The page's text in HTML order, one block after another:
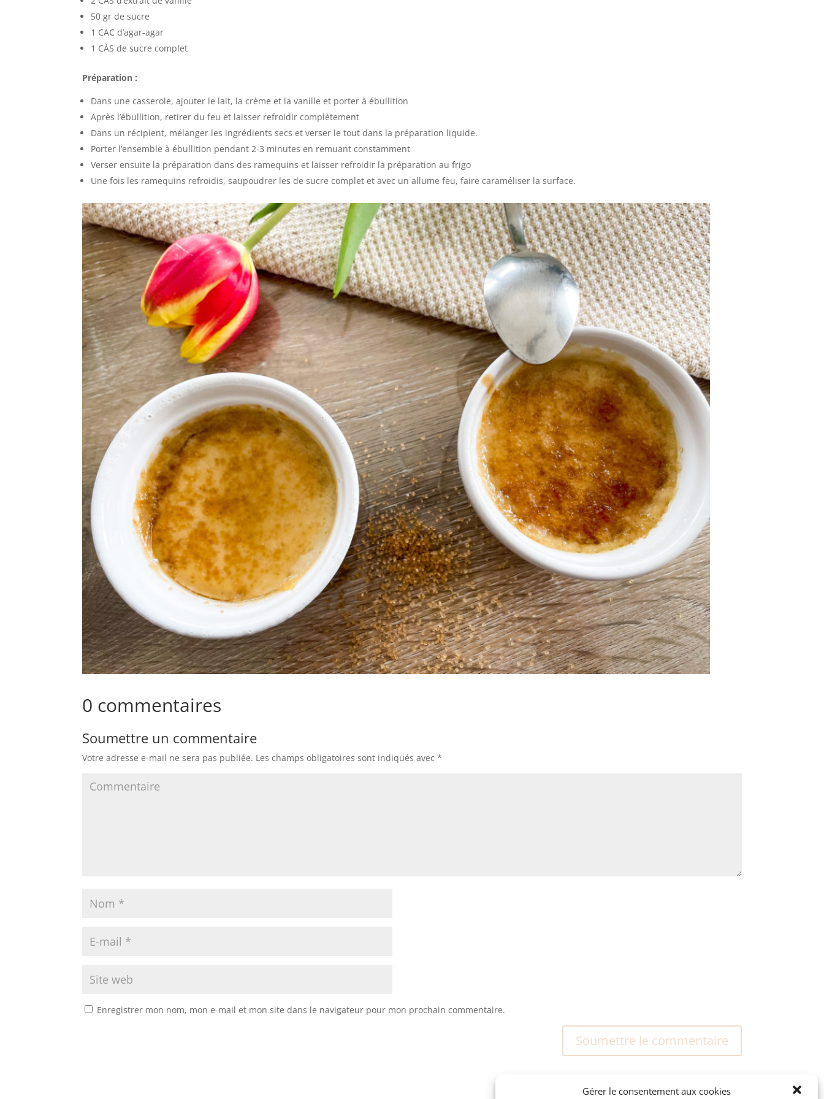
Gérer le consentement aux cookies
50 gr de sucre
1 CAC d’agar-agar
1 CÀS de sucre complet
Préparation :
Dans une casserole, ajouter le lait, la crème et la vanille et porter à ébullition
Après l’ébullition, retirer du feu et laisser refroidir complètement
Dans un récipient, mélanger les ingrédients secs et verser le tout dans la préparation liquide.
Porter l’ensemble à ébullition pendant 2-3 minutes en remuant constamment
Verser ensuite la préparation dans des ramequins et laisser refroidir la préparation au frigo
Une fois les ramequins refroidis, saupoudrer les de sucre complet et avec un allume feu, faire caraméliser la surface.
0 commentaires
Soumettre un commentaire
Votre adresse e-mail ne sera pas publiée. Les champs obligatoires sont indiqués avec*
Enregistrer mon nom, mon e-mail et mon site dans le navigateur pour mon prochain commentaire.
Soumettre le commentaire